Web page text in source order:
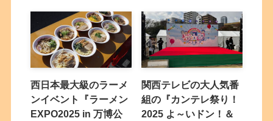
西日本最大級のラーメ
ンイベント『ラーメン
EXPO2025 in 万博公
関西テレビの大人気番
組の『カンテレ祭り！
2025 よ～いドン！＆